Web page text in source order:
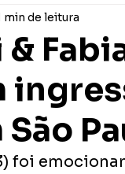
min de leitura
foi